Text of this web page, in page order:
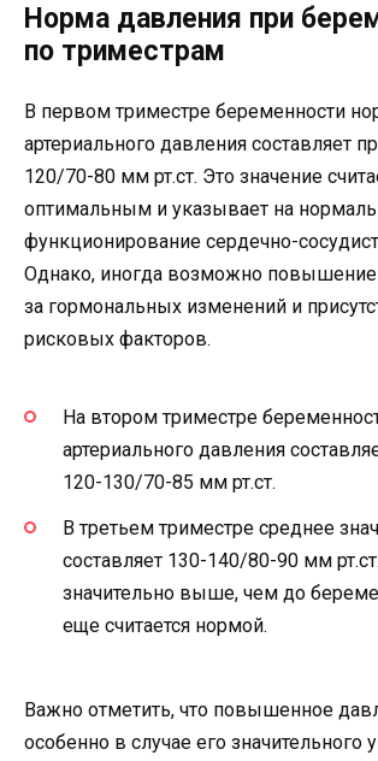
Норма давления при
по триместрам
В первом триместре беременности
артериального давления составляет
120/70-80 мм рт.ст. Это значение
оптимальным и указывает на
функционирование сердечно-
Однако, иногда возможно повышение
за гормональных изменений и
рисковых факторов.
На втором триместре
артериального давления
120-130/70-85 мм рт.ст.
В третьем триместре среднее
составляет 130-140/80-90 мм
значительно выше, чем до
еще считается нормой.
Важно отметить, что повышенное
особенно в случае его значительного